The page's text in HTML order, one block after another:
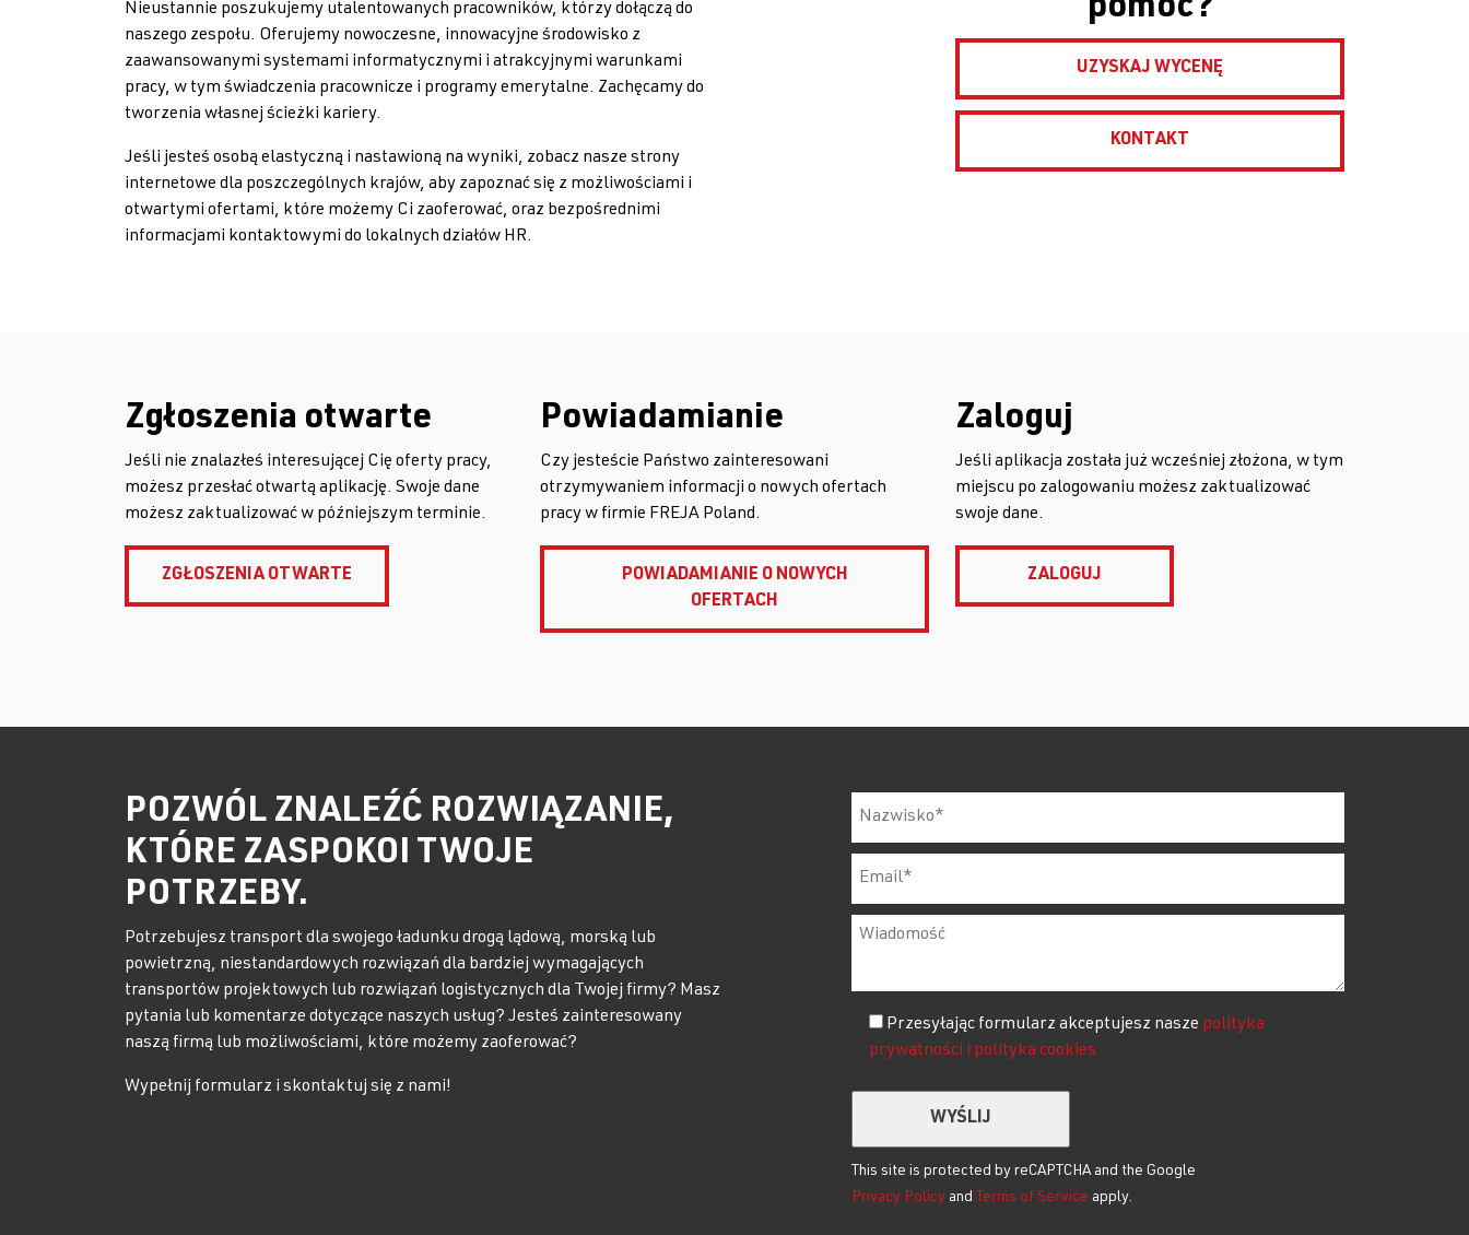
Nieustannie poszukujemy utalentowanych pracowników, którzy dołączą do
naszego zespołu. Oferujemy nowoczesne, innowacyjne środowisko z
zaawansowanymi systemami informatycznymi i atrakcyjnymi warunkami
pracy, w tym świadczenia pracownicze i programy emerytalne. Zachęcamy do
tworzenia własnej ścieżki kariery.
Jeśli jesteś osobą elastyczną i nastawioną na wyniki, zobacz nasze strony
internetowe dla poszczególnych krajów, aby zapoznać się z możliwościami i
otwartymi ofertami, które możemy Ci zaoferować, oraz bezpośrednimi
informacjami kontaktowymi do lokalnych działów HR.
pomóc?
UZYSKAJ WYCENĘ
KONTAKT
Zgłoszenia otwarte
Jeśli nie znalazłeś interesującej Cię oferty pracy,
możesz przesłać otwartą aplikację. Swoje dane
możesz zaktualizować w późniejszym terminie.
ZGŁOSZENIA OTWARTE
Powiadamianie
Czy jesteście Państwo zainteresowani
otrzymywaniem informacji o nowych ofertach
pracy w firmie FREJA Poland.
POWIADAMIANIE O NOWYCH
OFERTACH
Zaloguj
Jeśli aplikacja została już wcześniej złożona, w tym
miejscu po zalogowaniu możesz zaktualizować
swoje dane.
ZALOGUJ
POZWÓL ZNALEŹĆ ROZWIĄZANIE,
KTÓRE ZASPOKOI TWOJE
POTRZEBY.
Potrzebujesz transport dla swojego ładunku drogą lądową, morską lub
powietrzną, niestandardowych rozwiązań dla bardziej wymagających
transportów projektowych lub rozwiązań logistycznych dla Twojej firmy? Masz
pytania lub komentarze dotyczące naszych usług? Jesteś zainteresowany
naszą firmą lub możliwościami, które możemy zaoferować?
Wypełnij formularz i skontaktuj się z nami!
Przesyłając formularz akceptujesz nasze polityka
prywatności i polityka cookies
This site is protected by reCAPTCHA and the Google
Privacy Policy and Terms of Service apply.